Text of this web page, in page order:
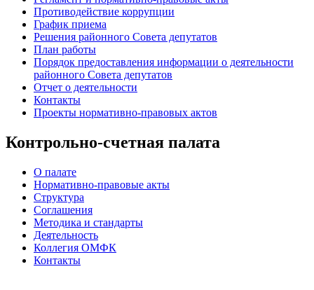
Противодействие коррупции
График приема
Решения районного Совета депутатов
План работы
Порядок предоставления информации о деятельности
районного Совета депутатов
Отчет о деятельности
Контакты
Проекты нормативно-правовых актов
Контрольно-счетная палата
О палате
Нормативно-правовые акты
Структура
Соглашения
Методика и стандарты
Деятельность
Коллегия ОМФК
Контакты